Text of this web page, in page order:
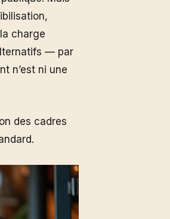
charge
— par
n’est ni une
des cadres